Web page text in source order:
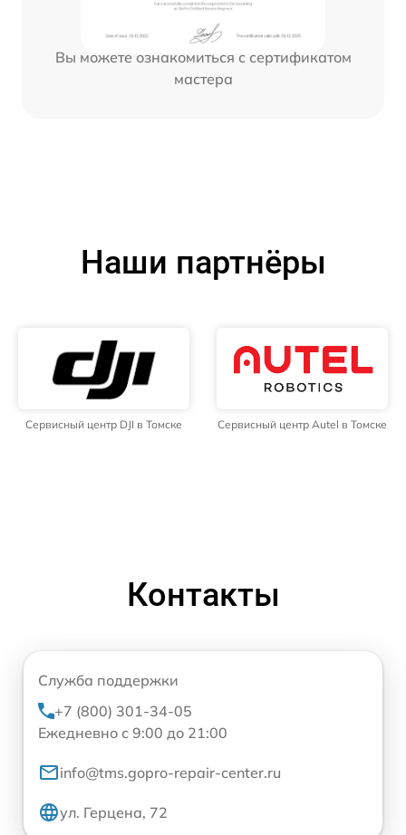
Вы можете ознакомиться с сертификатом
мастера
Наши партнёры
Сервисный центр DJI в Томске Сервисный центр Autel в Томске
Контакты
Служба поддержки
+7 (800) 301-34-05
Ежедневно с 9:00 до 21:00
info@tms.gopro-repair-center.ru
ул. Герцена, 72